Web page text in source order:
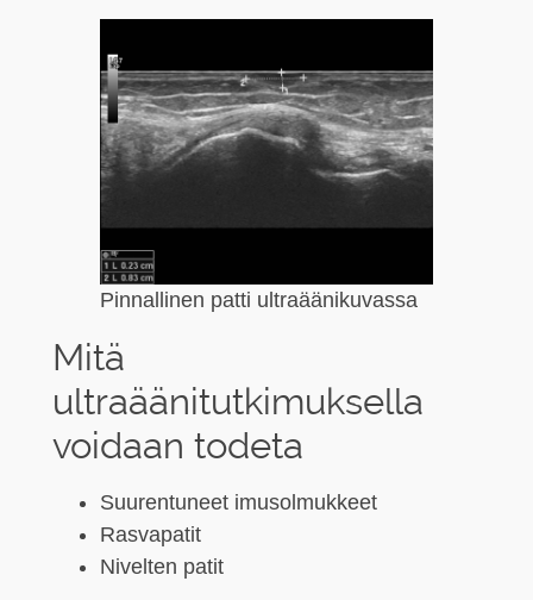
Pinnallinen patti ultraäänikuvassa
Mitä
ultraäänitutkimuksella
voidaan todeta
Suurentuneet imusolmukkeet
Rasvapatit
Nivelten patit